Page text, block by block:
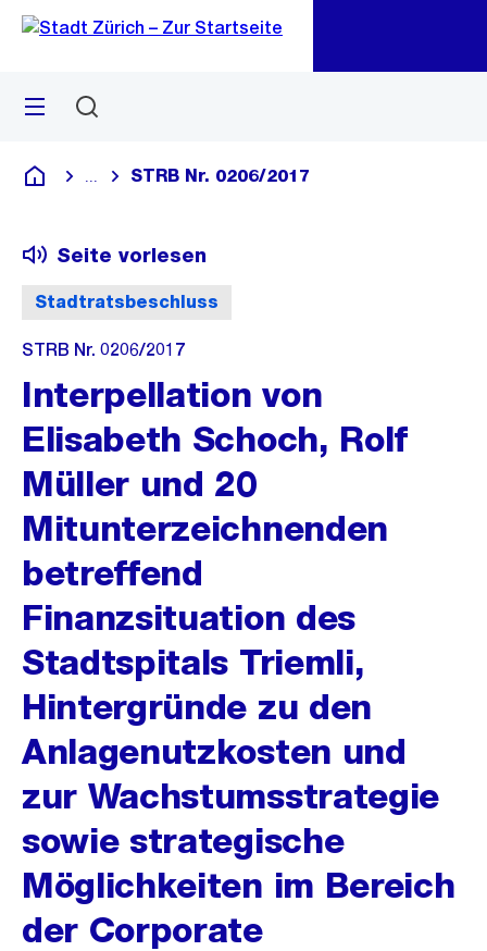
Navigation
Sprunglink
Menü
Deutsch
Blende alle Breadcrumbs ein
STRB Nr. 0206/2017
Stadtratsbeschluss
Seite vorlesen
STRB Nr. 0206/2017
Interpellation von
Elisabeth Schoch, Rolf
Müller und 20
Mitunterzeichnenden
betreffend
Finanzsituation des
Stadtspitals Triemli,
Hintergründe zu den
Anlagenutzkosten und
zur Wachstumsstrategie
sowie strategische
Möglichkeiten im Bereich
der Corporate